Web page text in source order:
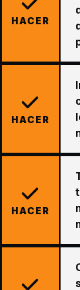
HACER
HACER
HACER